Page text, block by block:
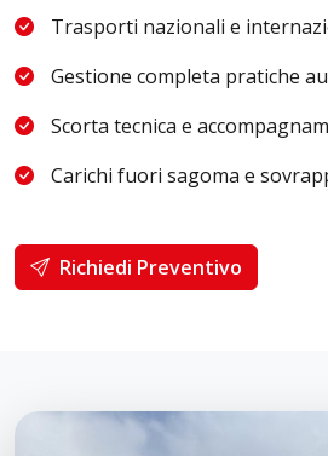
Trasporti nazionali e
Gestione completa pratiche
Scorta tecnica e
Carichi fuori sagoma e
Richiedi Preventivo